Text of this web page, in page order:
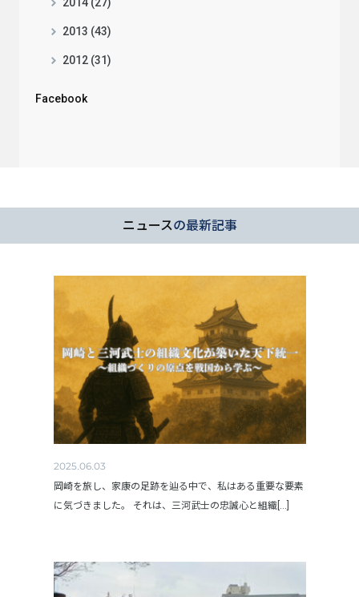
2013 (43)
2012 (31)
Facebook
ニュースの最新記事
2025.06.03
岡崎を旅し、家康の足跡を辿る中で、私はある重要な要素
に気づきました。 それは、三河武士の忠誠心と組織[...]